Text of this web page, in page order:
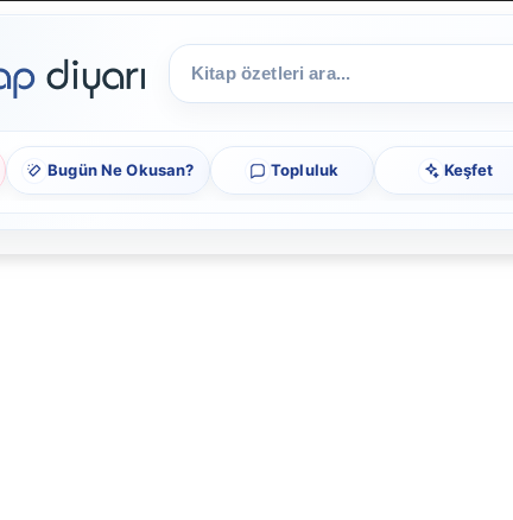
Bugün Ne Okusan? Topluluk Keşfet